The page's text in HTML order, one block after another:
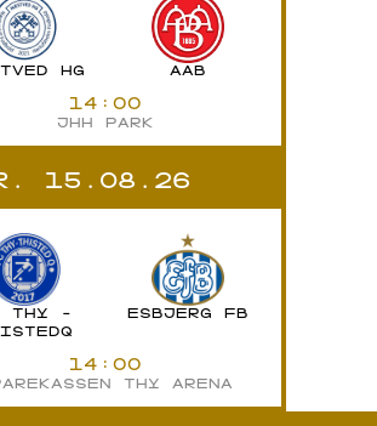
HG AAB
14:00
JHH PARK
15.08.26
THY -
ESBJERG FB
14:00
THY ARENA